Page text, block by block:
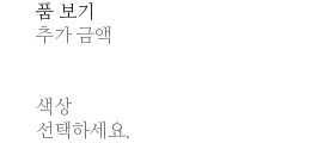
품 보기
추가 금액
색상
선택하세요.